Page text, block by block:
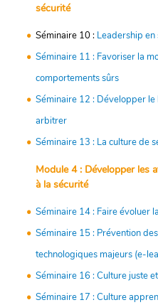
sécurité
Séminaire 10 : Leadership en
Séminaire 11 : Favoriser la
comportements sûrs
Séminaire 12 : Développer
arbitrer
Séminaire 13 : La culture de
Module 4 : Développer les
à la sécurité
Séminaire 14 : Faire évoluer
Séminaire 15 : Prévention
technologiques majeurs (e-
Séminaire 16 : Culture juste
Séminaire 17 : Culture